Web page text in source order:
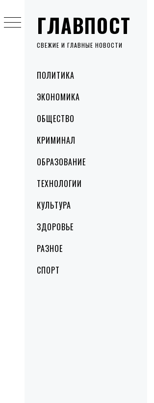
ГЛАВПОСТ
СВЕЖИЕ И ГЛАВНЫЕ НОВОСТИ
MenuПОЛИТИКА
ЭКОНОМИКА
ОБЩЕСТВО
КРИМИНАЛ
ОБРАЗОВАНИЕ
ТЕХНОЛОГИИ
КУЛЬТУРА
ЗДОРОВЬЕ
РАЗНОЕ
СПОРТ
to
content